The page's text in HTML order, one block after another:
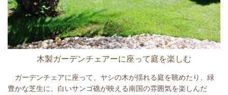
木製ガーデンチェアーに座って庭を楽しむ
ガーデンチェアに座って、ヤシの木が揺れる庭を眺めたり、緑
豊かな芝生に、白いサンゴ礁が映える南国の雰囲気を楽しんだ